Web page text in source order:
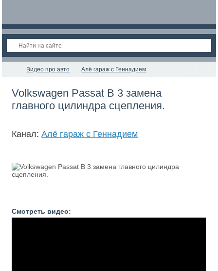
Видео про авто Алё гараж с Геннадием
Volkswagen Рassat В 3 замена
главного цилиндра сцепления.
Канал:Алё гараж с Геннадием
Смотреть видео: